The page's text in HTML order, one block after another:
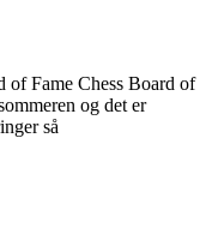
of Fame Chess Board of
og det er
så